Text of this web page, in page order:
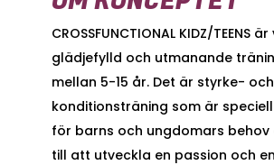
CROSSFUNCTIONAL KIDZ/TEENS
glädjefylld och utmanande
mellan 5-15 år. Det är styrke- och
konditionsträning som är
för barns och ungdomars
till att utveckla en passion och